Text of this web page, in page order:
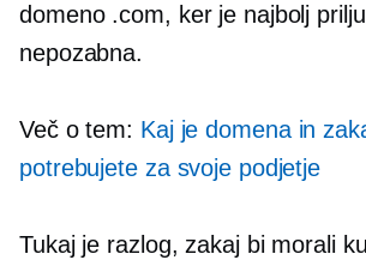
domeno .com, ker je najbolj
nepozabna.
Več o tem: Kaj je domena in
potrebujete za svoje podjetje
Tukaj je razlog, zakaj bi morali